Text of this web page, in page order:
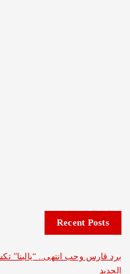
Recent
انتهى.. “يالينا” تكشف الوجه